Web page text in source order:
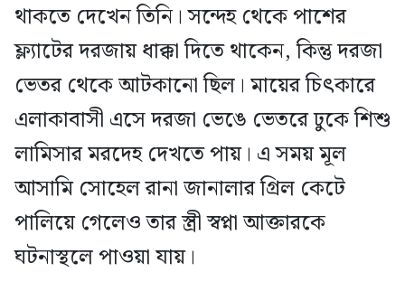
থাকতে দেখেন তিনি। সন্দেহ থেকে পাশের
ফ্ল্যাটের দরজায় ধাক্কা দিতে থাকেন, কিন্তু দরজা
ভেতর থেকে আটকানো ছিল। মায়ের চিৎকারে
এলাকাবাসী এসে দরজা ভেঙে ভেতরে ঢুকে শিশু
লামিসার মরদেহ দেখতে পায়। এ সময় মূল
আসামি সোহেল রানা জানালার গ্রিল কেটে
পালিয়ে গেলেও তার স্ত্রী স্বপ্না আক্তারকে
ঘটনাস্থলে পাওয়া যায়।